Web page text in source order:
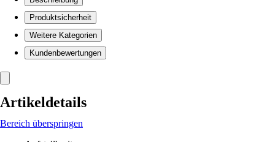
Produktsicherheit
Weitere Kategorien
Kundenbewertungen
Artikeldetails
Bereich überspringen